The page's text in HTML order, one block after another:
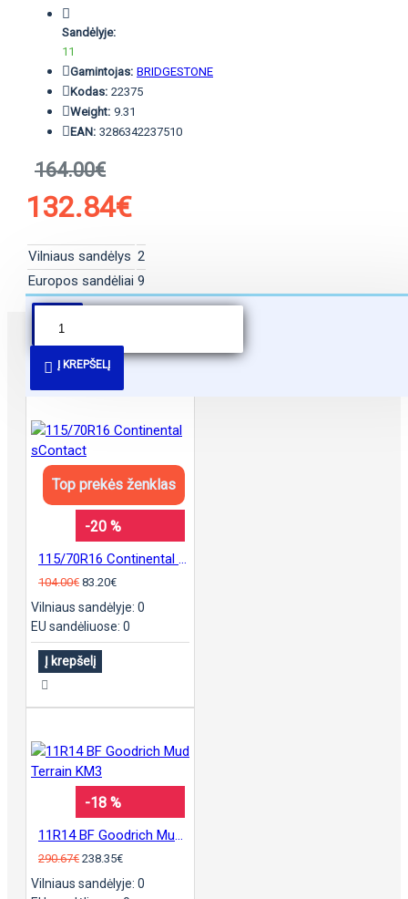
Sandėlyje:
11
Gamintojas: BRIDGESTONE
Kodas: 22375
Weight: 9.31
EAN: 3286342237510
164.00€
132.84€
Vilniaus sandėlys 2
Europos sandėliai 9
Į KREPŠELĮ
PANAŠŪS PASIŪLYMAI
Top prekės ženklas
-20 %
104.00€ 83.20€
Vilniaus sandėlyje: 0
EU sandėliuose: 0
Į krepšelį
-18 %
290.67€ 238.35€
Vilniaus sandėlyje: 0